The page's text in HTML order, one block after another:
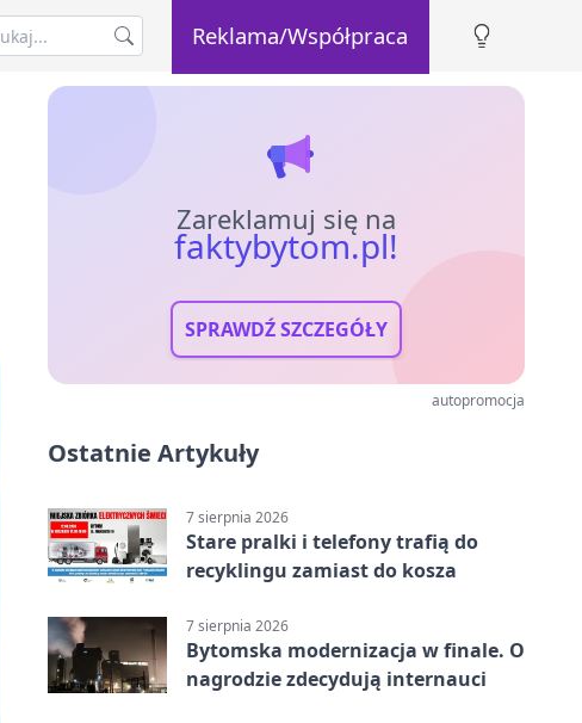
Reklama/Współpraca
Zareklamuj się na
faktybytom.pl!
SPRAWDŹ SZCZEGÓŁY
autopromocja
Ostatnie Artykuły
7 sierpnia 2026
Stare pralki i telefony trafią do
recyklingu zamiast do kosza
7 sierpnia 2026
Bytomska modernizacja w finale. O
nagrodzie zdecydują internauci